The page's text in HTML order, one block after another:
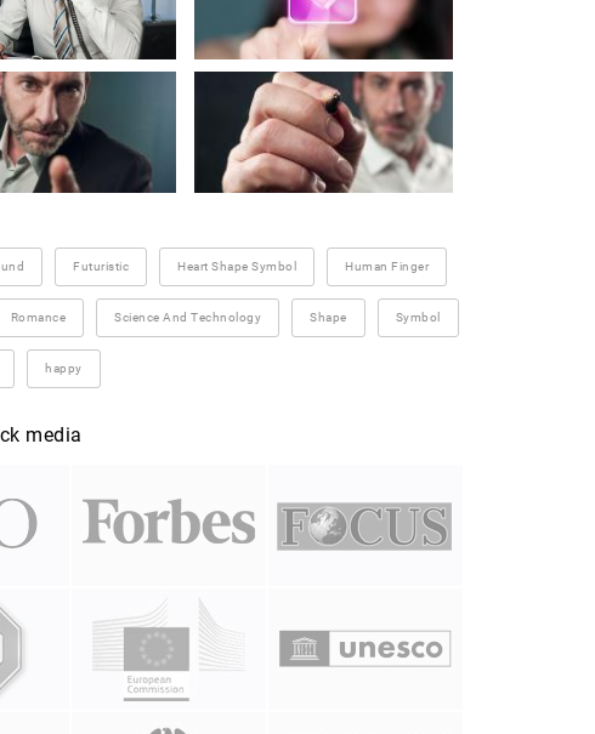
Futuristic Heart Shape Symbol Human Finger
Romance Science And Technology Shape Symbol
happy
media